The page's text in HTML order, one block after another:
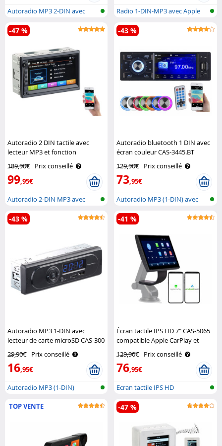
Autoradio MP3 2-DIN avec
DAB+, comp..
Radio 1-DIN-MP3 avec Apple
Carplay ..
Autoradio 2 DIN tactile avec
lecteur MP3 et fonction
bluetooth CAS-4445.bt V2
CreaSono
189,90€ Prix conseillé
99,95€
-47 %
Autoradio 2-DIN MP3 avec
Bluetooth ..
Autoradio bluetooth 1 DIN avec
écran couleur CAS-3445.BT
129,90€ Prix conseillé
73,95€
-43 %
Autoradio MP3 (1-DIN) avec
bluetoot..
Autoradio MP3 1-DIN avec
lecteur de carte microSD CAS-300
29,90€ Prix conseillé
16,95€
-43 %
Autoradio MP3 (1-DIN)
Écran tactile IPS HD 7" CAS-5065
compatible Apple CarPlay et
Android Auto Lescars
129,90€ Prix conseillé
76,95€
-41 %
Ecran tactile IPS HD
compatible av..
TOP VENTE -47 %